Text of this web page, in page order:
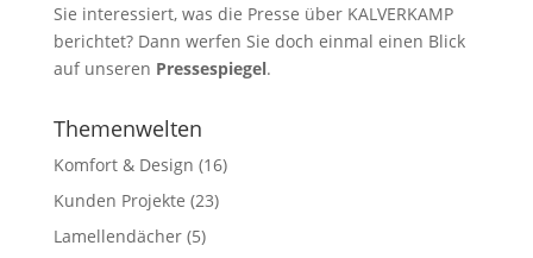
Sie interessiert, was die Presse über KALVERKAMP
berichtet? Dann werfen Sie doch einmal einen Blick
auf unseren Pressespiegel.
Themenwelten
Komfort & Design (16)
Kunden Projekte (23)
Lamellendächer(5)